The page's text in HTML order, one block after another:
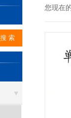
您现在